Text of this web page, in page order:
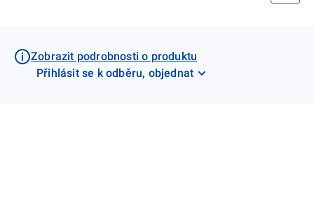
Zobrazit podrobnosti o produktu
Přihlásit se k odběru, objednat